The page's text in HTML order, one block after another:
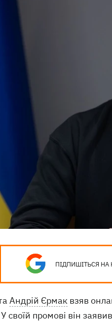
ПІДПИШІТЬСЯ НА
Андрій Єрмак взяв
своїй промові він